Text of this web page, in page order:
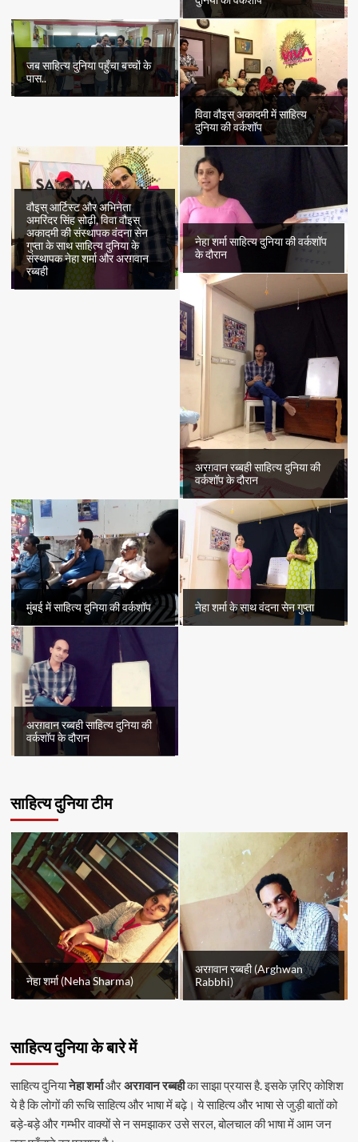
जब साहित्य दुनिया पहुँचा बच्चों के
पास..
विवा वौइस् अकादमी में साहित्य
दुनिया की वर्कशॉप
वौइस् आर्टिस्ट और अभिनेता
अमरिंदर सिंह सोढ़ी, विवा वौइस्
अकादमी की संस्थापक वंदना सेन
गुप्ता के साथ साहित्य दुनिया के
संस्थापक नेहा शर्मा और अरग़वान
रब्बही
नेहा शर्मा साहित्य दुनिया की वर्कशॉप
के दौरान
अरग़वान रब्बही साहित्य दुनिया की
वर्कशॉप के दौरान
मुंबई में साहित्य दुनिया की वर्कशॉप नेहा शर्मा के साथ वंदना सेन गुप्ता
अरग़वान रब्बही साहित्य दुनिया की
वर्कशॉप के दौरान
साहित्य दुनिया टीम
नेहा शर्मा (Neha Sharma)
अरग़वान रब्बही (Arghwan
Rabbhi)
साहित्य दुनिया के बारे में
साहित्य दुनियानेहा शर्माऔरअरग़वान रब्बहीका साझा प्रयास है. इसके ज़रिए कोशिश
ये है कि लोगों की रूचि साहित्य और भाषा में बढ़े। ये साहित्य और भाषा से जुड़ी बातों को
बड़े-बड़े और गम्भीर वाक्यों से न समझाकर उसे सरल, बोलचाल की भाषा में आम जन